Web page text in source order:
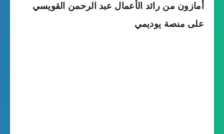
أمازون من رائد الأعمال عبد الرحمن القويسي
على منصة يوديمي